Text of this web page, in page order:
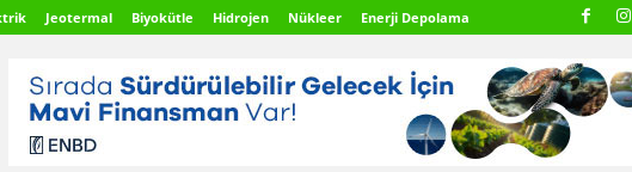
Jeotermal Biyokütle Hidrojen Nükleer Enerji Depolama